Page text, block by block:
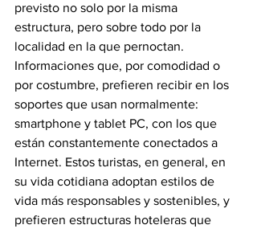
previsto no solo por la misma
estructura, pero sobre todo por la
localidad en la que pernoctan.
Informaciones que, por comodidad o
por costumbre, prefieren recibir en los
soportes que usan normalmente:
smartphone y tablet PC, con los que
están constantemente conectados a
Internet. Estos turistas, en general, en
su vida cotidiana adoptan estilos de
vida más responsables y sostenibles, y
prefieren estructuras hoteleras que